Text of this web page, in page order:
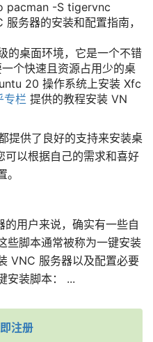
pacman -S tigervnc
务器的安装和配置指南，
的桌面环境，它是一个不错
个快速且资源占用少的桌
20 操作系统上安装 Xfc
专栏 提供的教程安装 VN
提供了良好的支持来安装桌
以根据自己的需求和喜好
用户来说，确实有一些自
些脚本通常被称为一键安装
VNC 服务器以及配置必要
安装脚本： ...
注册